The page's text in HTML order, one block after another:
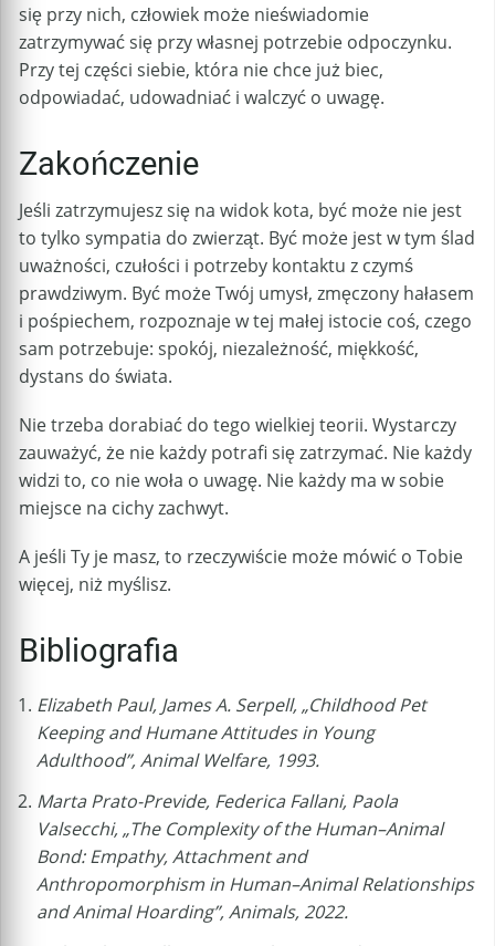
się przy nich, człowiek może nieświadomie
zatrzymywać się przy własnej potrzebie odpoczynku.
Przy tej części siebie, która nie chce już biec,
odpowiadać, udowadniać i walczyć o uwagę.
Zakończenie
Jeśli zatrzymujesz się na widok kota, być może nie jest
to tylko sympatia do zwierząt. Być może jest w tym ślad
uważności, czułości i potrzeby kontaktu z czymś
prawdziwym. Być może Twój umysł, zmęczony hałasem
i pośpiechem, rozpoznaje w tej małej istocie coś, czego
sam potrzebuje: spokój, niezależność, miękkość,
dystans do świata.
Nie trzeba dorabiać do tego wielkiej teorii. Wystarczy
zauważyć, że nie każdy potrafi się zatrzymać. Nie każdy
widzi to, co nie woła o uwagę. Nie każdy ma w sobie
miejsce na cichy zachwyt.
A jeśli Ty je masz, to rzeczywiście może mówić o Tobie
więcej, niż myślisz.
Bibliografia
Elizabeth Paul, James A. Serpell, „Childhood Pet
Keeping and Humane Attitudes in Young
Adulthood”, Animal Welfare, 1993.
Marta Prato-Previde, Federica Fallani, Paola
Valsecchi, „The Complexity of the Human–Animal
Bond: Empathy, Attachment and
Anthropomorphism in Human–Animal Relationships
and Animal Hoarding”, Animals, 2022.